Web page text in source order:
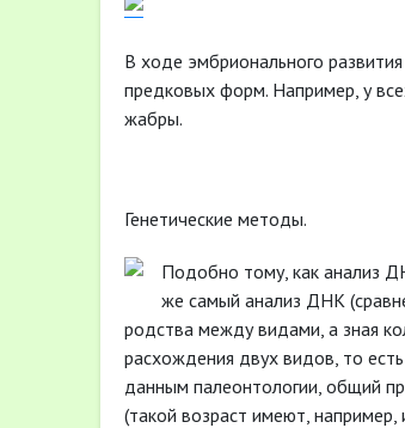
В ходе эмбрионального
предковых форм. Например, у
жабры.
Генетические методы.
Подобно тому, как анализ
же самый анализ ДНК
родства между видами, а зная
расхождения двух видов, то
данным палеонтологии, общий
(такой возраст имеют,